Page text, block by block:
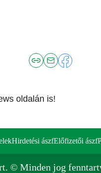
oldalán is!
Hirdetési ászfElőfizetői ászf
© Minden jog